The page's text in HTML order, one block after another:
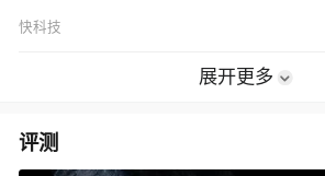
快科技
展开更多
评测